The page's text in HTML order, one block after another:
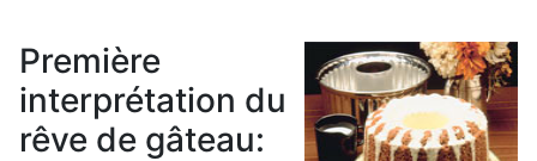
Première
interprétation du
rêve de gâteau: